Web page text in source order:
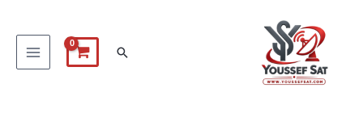
البحث